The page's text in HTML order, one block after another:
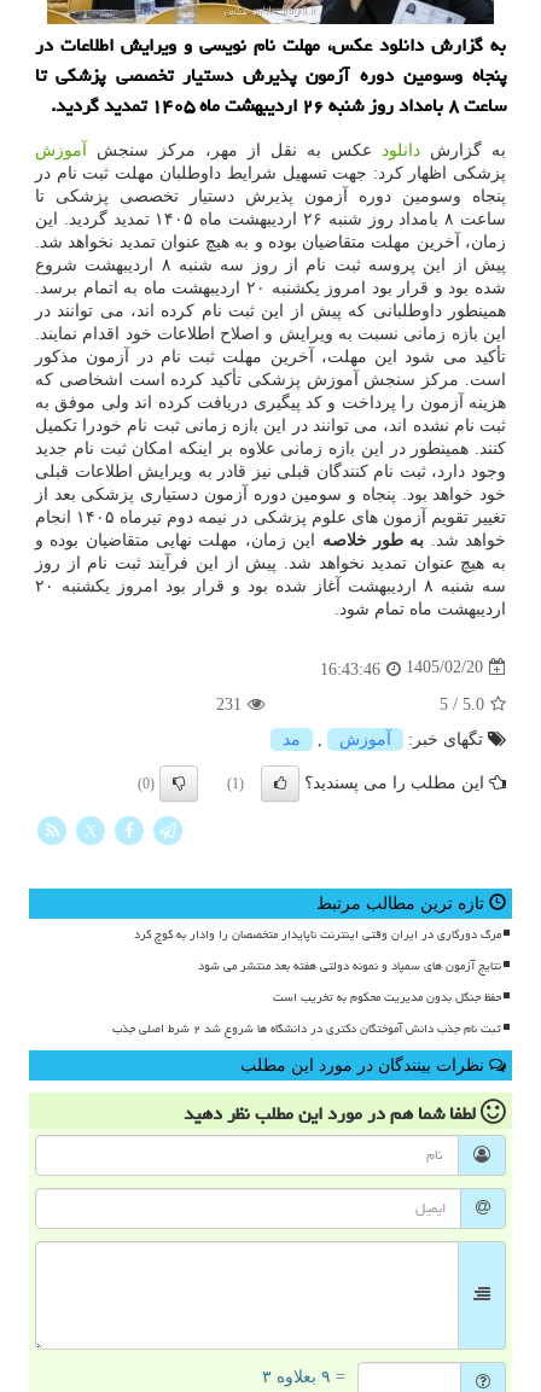
به گزارش دانلود عکس، مهلت نام نویسی و ویرایش اطلاعات در
پنجاه وسومین دوره آزمون پذیرش دستیار تخصصی پزشکی تا
ساعت ۸ بامداد روز شنبه ۲۶ اردیبهشت ماه ۱۴۰۵ تمدید گردید.
به گزارش دانلود عکس به نقل از مهر، مرکز سنجش
آموزش
پزشکی اظهار کرد: جهت تسهیل شرایط داوطلبان مهلت ثبت نام در
پنجاه وسومین دوره آزمون پذیرش دستیار تخصصی پزشکی تا
ساعت ۸ بامداد روز شنبه ۲۶ اردیبهشت ماه ۱۴۰۵ تمدید گردید. این
زمان، آخرین مهلت متقاضیان بوده و به هیچ عنوان تمدید نخواهد شد.
پیش از این پروسه ثبت نام از روز سه شنبه ۸ اردیبهشت شروع
شده بود و قرار بود امروز یکشنبه ۲۰ اردیبهشت ماه به اتمام برسد.
همینطور داوطلبانی که پیش از این ثبت نام کرده اند، می توانند در
این بازه زمانی نسبت به ویرایش و اصلاح اطلاعات خود اقدام نمایند.
تأکید می شود این مهلت، آخرین مهلت ثبت نام در آزمون مذکور
است. مرکز سنجش آموزش پزشکی تأکید کرده است اشخاصی که
هزینه آزمون را پرداخت و کد پیگیری دریافت کرده اند ولی موفق ﺑﻪ
ثبت نام نشده اند، می توانند در این ﺑازه زمانی ثبت نام خودرا تکمیل
کنند. همینطور در این ﺑازه زمانی علاوه بر اینکه امکان ثبت نام جدید
وجود دارد، ثبت نام کنندگان قبلی نیز قادر به ویرایش اطلاعات قبلی
خود خواهد بود. پنجاه و سومین دوره آزمون دستیاری پزشکی بعد از
تغییر تقویم آزمون های علوم پزشکی در نیمه دوم تیرماه ۱۴۰۵ انجام
خواهد شد. به طور خلاصه این زمان، مهلت نهایی متقاضیان بوده و
به هیچ عنوان تمدید نخواهد شد. پیش از این فرآیند ثبت نام از روز
سه شنبه ۸ اردیبهشت آغاز شده بود و قرار بود امروز یکشنبه ۲۰
اردیبهشت ماه تمام شود.
1405/02/20
16:43:46
5.0
/
5
231
تگهای خبر:
آموزش مد
این مطلب را می پسندید؟ (1)
(0)
X
تازه ترین مطالب مرتبط
مرگ دورکاری در ایران وقتی اینترنت ناپایدار متخصصان را وادار به کوچ کرد
نتایج آزمون های سمپاد و نمونه دولتی هفته بعد منتشر می شود
حفظ جنگل بدون مدیریت محکوم به تخریب است
ثبت نام جذب دانش آموختگان دکتری در دانشگاه ها شروع شد ۲ شرط اصلی جذب
نظرات بینندگان در مورد این مطلب
لطفا شما همدر مورد این مطلبنظر دهید
= ۹ بعلاوه ۳